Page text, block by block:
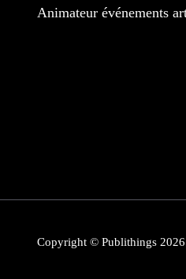
Animateur événements
Copyright © Publithings 2026